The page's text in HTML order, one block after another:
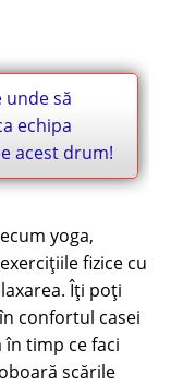
unde să
echipa
acest drum!
yoga,
fizice cu
Îți poţi
confortul casei
în timp ce faci
scările